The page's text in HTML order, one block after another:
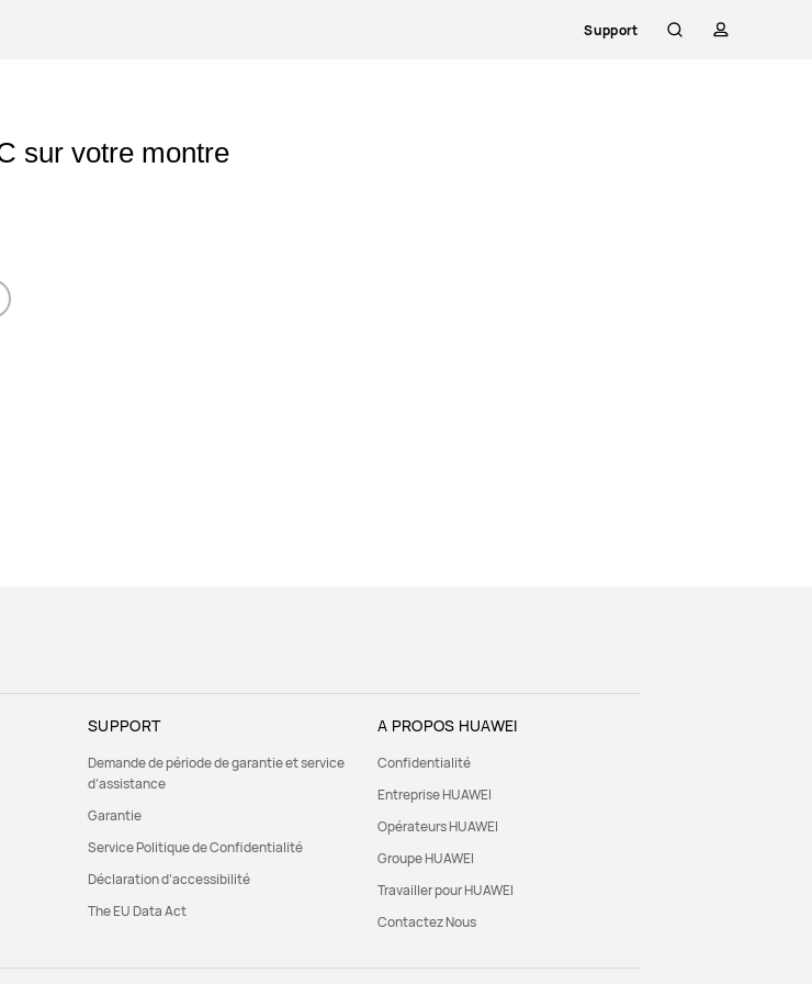
Support
sur votre montre
SUPPORT
Demande de période de garantie et service
d’assistance
Garantie
Service Politique de Confidentialité
Déclaration d’accessibilité
The EU Data Act
A PROPOS HUAWEI
Confidentialité
Entreprise HUAWEI
Opérateurs HUAWEI
Groupe HUAWEI
Travailler pour HUAWEI
Contactez Nous